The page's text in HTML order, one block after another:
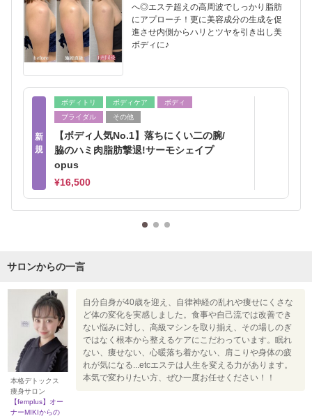
へ◎エステ超えの高周波でしっかり脂肪
にアプローチ！更に美容成分の生成を促
進させ内側からハリとツヤを引き出し美
ボディに♪
新
規
ボディトリ ボディケア
ボディ
ブライダル
その他
【ボディ人気No.1】落ちにくい二の腕/
脇のハミ肉脂肪撃退!サーモシェイプ
opus
¥16,500
サロンからの一言
本格デトックス
痩身サロン
【femplus】オー
ナーMIKIからの
自分自身が40歳を迎え、自律神経の乱れや痩せにくさな
ど体の変化を実感しました。食事や自己流では改善でき
ない悩みに対し、高級マシンを取り揃え、その場しのぎ
ではなく根本から整えるケアにこだわっています。眠れ
ない、痩せない、心暖落ち着かない、肩こりや身体の疲
れが気になる...etcエステは人生を変える力があります。
本気で変わりたい方、ぜひ一度お任せください！！